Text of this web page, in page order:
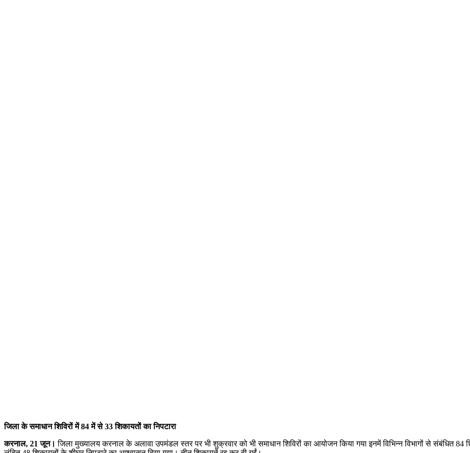
जिला के समाधान शिविरों में 84 में से 33 शिकायतों का निपटारा
करनाल, 21 जून। जिला मुख्यालय करनाल के अलावा उपमंडल स्तर पर भी शुक्रवार को भी समाधान शिविरों का आयोजन किया गया इनमें विभिन्न विभागों से संबंधित 84